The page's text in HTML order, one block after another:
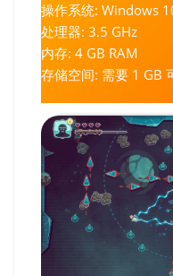
操作系统: Windows
处理器: 3.5 GHz
内存: 4 GB RAM
存储空间: 需要 1 GB